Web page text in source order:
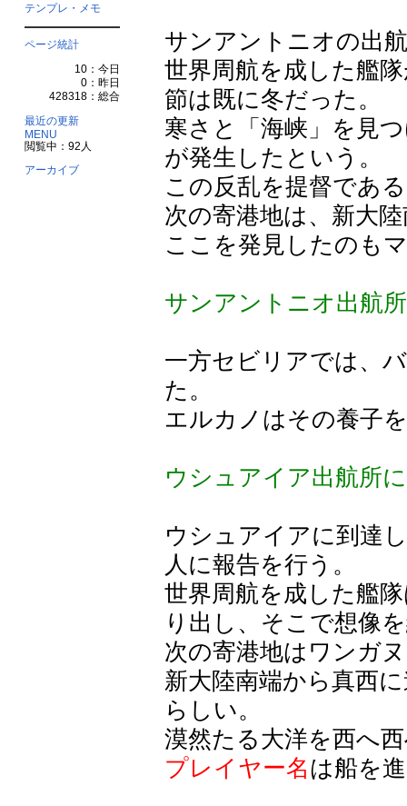
テンプレ・メモ
ページ統計
10：今日
0：昨日
428318：総合
最近の更新
MENU
閲覧中：92人
アーカイブ
サンアントニオの出
世界周航を成した艦
節は既に冬だった。
寒さと「海峡」を見
が発生したという。
この反乱を提督であ
次の寄港地は、新大
ここを発見したのも
サンアントニオ出航
一方セビリアでは、
た。
エルカノはその養子
ウシュアイア出航所
ウシュアイアに到達
人に報告を行う。
世界周航を成した艦
り出し、そこで想像
次の寄港地はワンガ
新大陸南端から真西
らしい。
漠然たる大洋を西へ
プレイヤー名は船を